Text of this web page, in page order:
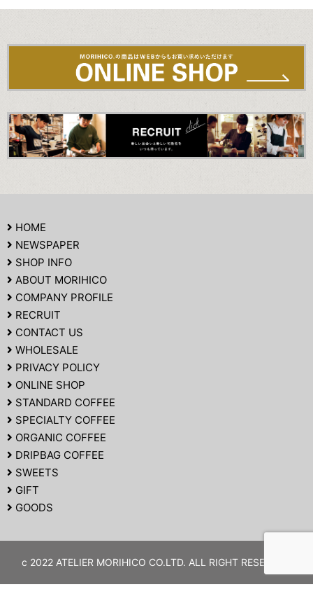
HOME
NEWSPAPER
SHOP INFO
ABOUT MORIHICO
COMPANY PROFILE
RECRUIT
CONTACT US
WHOLESALE
PRIVACY POLICY
ONLINE SHOP
STANDARD COFFEE
SPECIALTY COFFEE
ORGANIC COFFEE
DRIPBAG COFFEE
SWEETS
GIFT
GOODS
c 2022 ATELIER MORIHICO CO.LTD. ALL RIGHT RESERVED.